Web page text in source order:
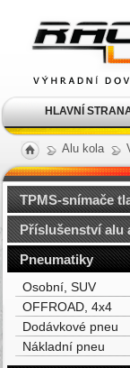
Alu kola
TPMS-snímače
Příslušenství alu
Pneumatiky
Osobní, SUV
OFFROAD, 4x4
Dodávkové pneu
Nákladní pneu
kola Racing
HLAVNÍ